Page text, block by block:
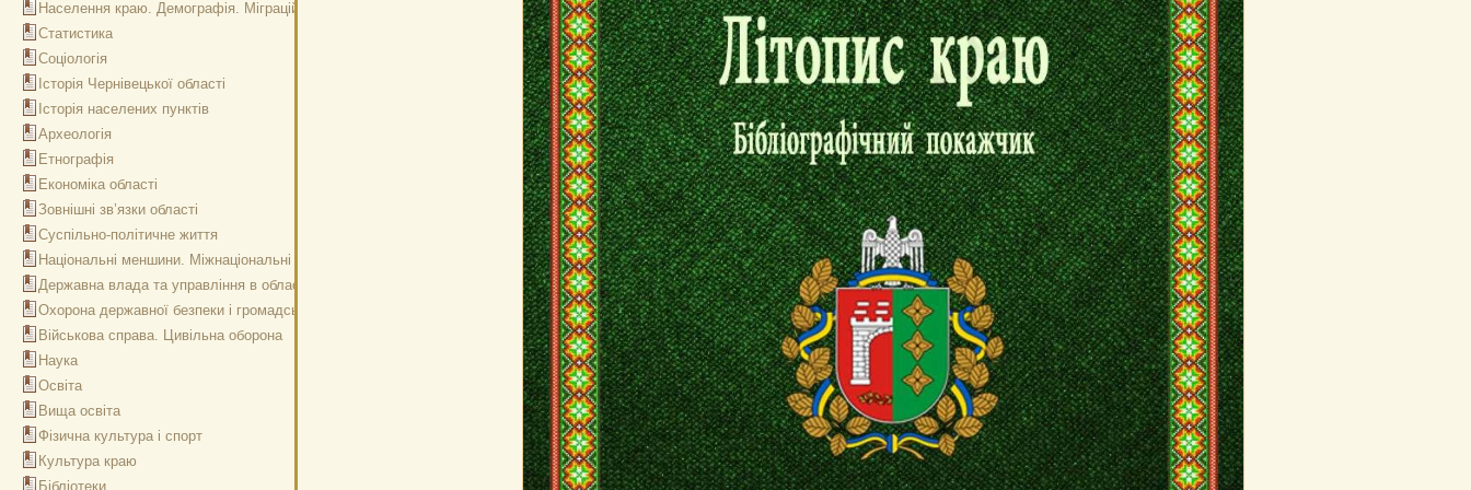
Населення краю. Демографія. Міграційні процеси в області
Статистика
Соціологія
Історія Чернівецької області
Історія населених пунктів
Археологія
Етнографія
Економіка області
Зовнішні зв’язки області
Суспільно-політичне життя
Національні меншини. Міжнаціональні відносини
Державна влада та управління в області
Охорона державної безпеки і громадського порядку
Військова справа. Цивільна оборона
Наука
Освіта
Вища освіта
Фізична культура і спорт
Культура краю
Бібліотеки